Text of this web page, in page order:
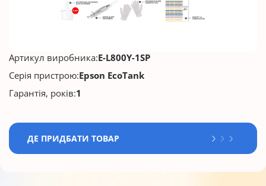
Артикул виробника:E-L800Y-1SP
Серія пристрою:Epson EcoTank
Гарантія, років:1
ДЕ ПРИДБАТИ ТОВАР